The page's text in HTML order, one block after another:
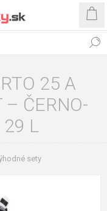
25 A
– ČERNO-
29 L
sety